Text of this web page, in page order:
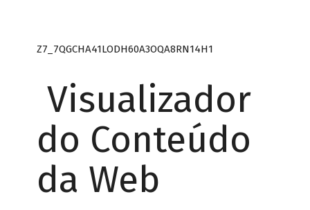
Z7_7QGCHA41LODH60A3OQA8RN14H1
Visualizador
do Conteúdo
da Web